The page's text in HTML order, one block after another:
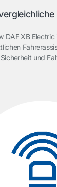
DAF XB Electric
und